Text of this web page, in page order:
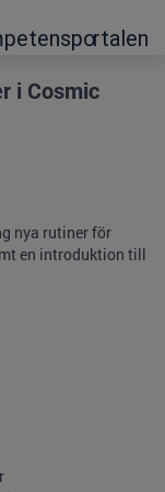
i Cosmic
nya rutiner för
en introduktion till